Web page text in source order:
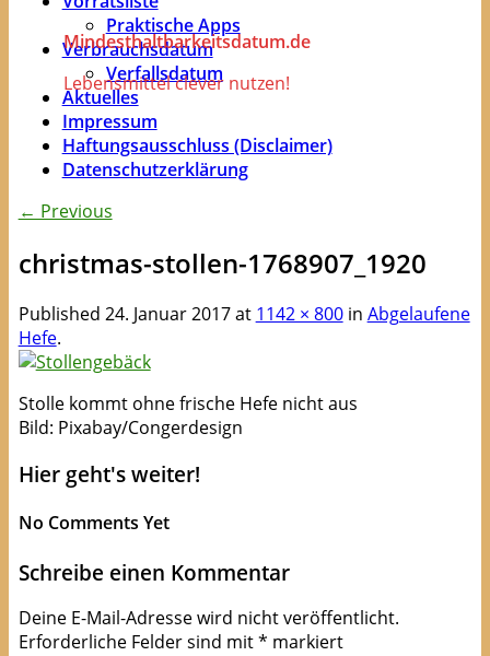
Mindesthaltbarkeitsdatum.de
Lebensmittel clever nutzen!
Praktische Apps
Verbrauchsdatum
Verfallsdatum
Aktuelles
Impressum
Haftungsausschluss (Disclaimer)
Datenschutzerklärung
← Previous
christmas-stollen-1768907_1920
Published 24. Januar 2017at 1142 × 800in Abgelaufene
Hefe.
Stolle kommt ohne frische Hefe nicht aus
Bild: Pixabay/Congerdesign
Hier geht's weiter!
No Comments Yet
Schreibe einen Kommentar
Deine E-Mail-Adresse wird nicht veröffentlicht.
Erforderliche Felder sind mit* markiert